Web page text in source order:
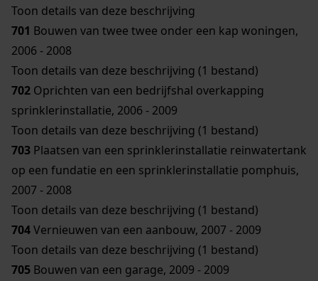
Toon details van deze beschrijving
701 Bouwen van twee twee onder een kap woningen,
2006 - 2008
Toon details van deze beschrijving (1 bestand)
702 Oprichten van een bedrijfshal overkapping
sprinklerinstallatie, 2006 - 2009
Toon details van deze beschrijving (1 bestand)
703 Plaatsen van een sprinklerinstallatie reinwatertank
op een fundatie en een sprinklerinstallatie pomphuis,
2007 - 2008
Toon details van deze beschrijving (1 bestand)
704Vernieuwen van een aanbouw, 2007 - 2009
Toon details van deze beschrijving (1 bestand)
705 Bouwen van een garage, 2009 - 2009